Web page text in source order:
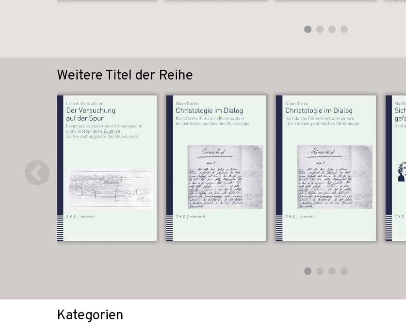
Weitere Titel der Reihe
Kategorien